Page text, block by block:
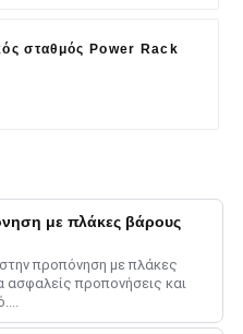
σταθμός Power Rack
με πλάκες βάρους
προπόνηση με πλάκες
ασφαλείς προπονήσεις και